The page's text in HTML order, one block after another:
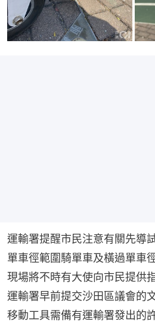
運輸署提醒市民注意有關先導
單車徑範圍騎單車及橫過單車
現場將不時有大使向市民提供
運輸署早前提交沙田區議會的
移動工具需備有運輸署發出的